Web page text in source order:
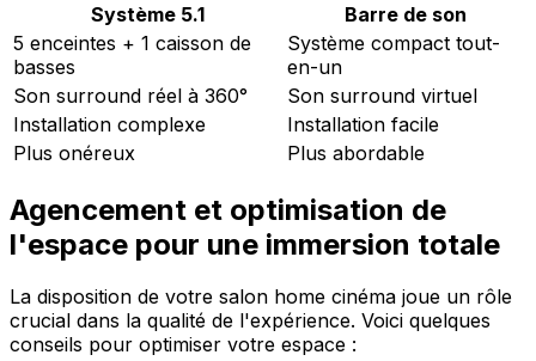
Système 5.1
Barre de son
5 enceintes + 1 caisson de
basses
Système compact tout-
en-un
Son surround réel à 360°
Son surround virtuel
Installation complexe
Installation facile
Plus onéreux
Plus abordable
Agencement et optimisation de
l'espace pour une immersion totale
La disposition de votre salon home cinéma joue un rôle
crucial dans la qualité de l'expérience. Voici quelques
conseils pour optimiser votre espace :